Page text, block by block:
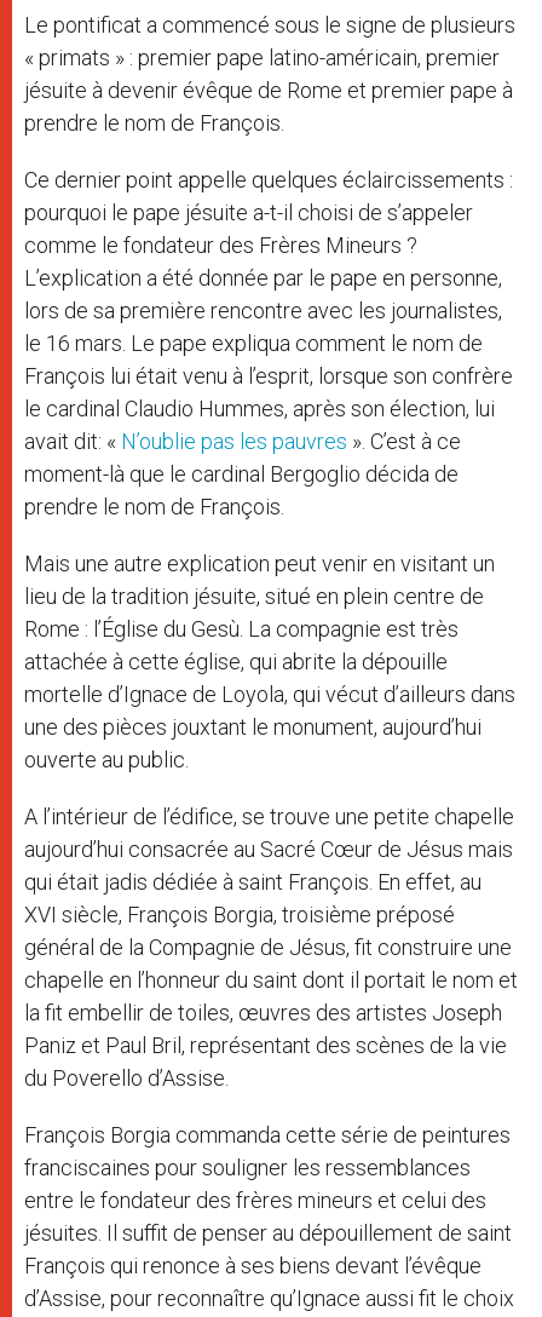
Le pontificat a commencé sous le signe de plusieurs
« primats » : premier pape latino-américain, premier
jésuite à devenir évêque de Rome et premier pape à
prendre le nom de François.
Ce dernier point appelle quelques éclaircissements :
pourquoi le pape jésuite a-t-il choisi de s’appeler
comme le fondateur des Frères Mineurs ?
L’explication a été donnée par le pape en personne,
lors de sa première rencontre avec les journalistes,
le 16 mars. Le pape expliqua comment le nom de
François lui était venu à l’esprit, lorsque son confrère
le cardinal Claudio Hummes, après son élection, lui
avait dit: « N’oublie pas les pauvres ». C’est à ce
moment-là que le cardinal Bergoglio décida de
prendre le nom de François.
Mais une autre explication peut venir en visitant un
lieu de la tradition jésuite, situé en plein centre de
Rome : l’Église du Gesù. La compagnie est très
attachée à cette église, qui abrite la dépouille
mortelle d’Ignace de Loyola, qui vécut d’ailleurs dans
une des pièces jouxtant le monument, aujourd’hui
ouverte au public.
A l’intérieur de l’édifice, se trouve une petite chapelle
aujourd’hui consacrée au Sacré Cœur de Jésus mais
qui était jadis dédiée à saint François. En effet, au
XVI siècle, François Borgia, troisième préposé
général de la Compagnie de Jésus, fit construire une
chapelle en l’honneur du saint dont il portait le nom et
la fit embellir de toiles, œuvres des artistes Joseph
Paniz et Paul Bril, représentant des scènes de la vie
du Poverello d’Assise.
François Borgia commanda cette série de peintures
franciscaines pour souligner les ressemblances
entre le fondateur des frères mineurs et celui des
jésuites. Il suffit de penser au dépouillement de saint
François qui renonce à ses biens devant l’évêque
d’Assise, pour reconnaître qu’Ignace aussi fit le choix